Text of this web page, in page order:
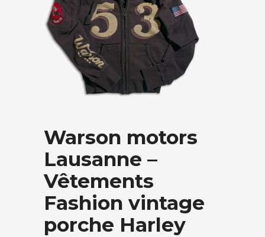
Warson motors
Lausanne –
Vêtements
Fashion vintage
porche Harley